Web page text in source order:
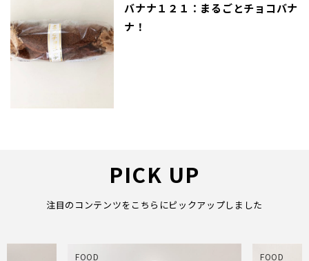
バナナ１２１：まるごとチョコバナ
ナ！
PICK UP
注目のコンテンツをこちらにピックアップしました
FOOD FOOD